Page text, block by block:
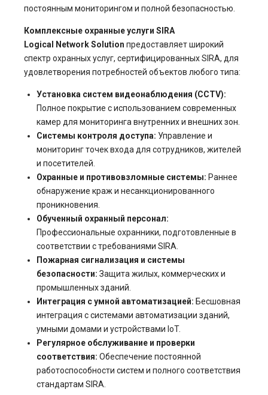
постоянным мониторингом и полной безопасностью.
Комплексные охранные услуги SIRA
Logical Network Solution предоставляет широкий
спектр охранных услуг, сертифицированных SIRA, для
удовлетворения потребностей объектов любого типа:
Установка систем видеонаблюдения (CCTV):
Полное покрытие с использованием современных
камер для мониторинга внутренних и внешних зон.
Системы контроля доступа: Управление и
мониторинг точек входа для сотрудников, жителей
и посетителей.
Охранные и противовзломные системы: Раннее
обнаружение краж и несанкционированного
проникновения.
Обученный охранный персонал:
Профессиональные охранники, подготовленные в
соответствии с требованиями SIRA.
Пожарная сигнализация и системы
безопасности: Защита жилых, коммерческих и
промышленных зданий.
Интеграция с умной автоматизацией: Бесшовная
интеграция с системами автоматизации зданий,
умными домами и устройствами IoT.
Регулярное обслуживание и проверки
соответствия: Обеспечение постоянной
работоспособности систем и полного соответствия
стандартам SIRA.